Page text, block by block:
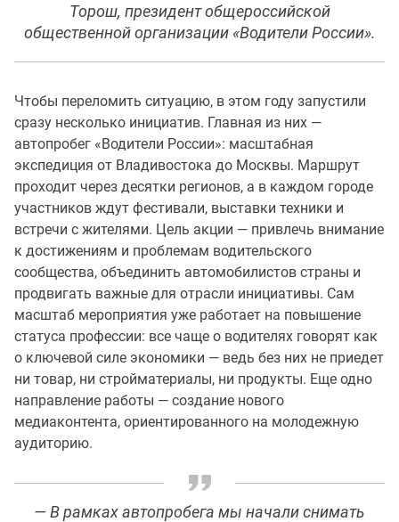
Торош, президент общероссийской
общественной организации «Водители России».
Чтобы переломить ситуацию, в этом году запустили
сразу несколько инициатив. Главная из них —
автопробег «Водители России»: масштабная
экспедиция от Владивостока до Москвы. Маршрут
проходит через десятки регионов, а в каждом городе
участников ждут фестивали, выставки техники и
встречи с жителями. Цель акции — привлечь внимание
к достижениям и проблемам водительского
сообщества, объединить автомобилистов страны и
продвигать важные для отрасли инициативы. Сам
масштаб мероприятия уже работает на повышение
статуса профессии: все чаще о водителях говорят как
о ключевой силе экономики — ведь без них не приедет
ни товар, ни стройматериалы, ни продукты. Еще одно
направление работы — создание нового
медиаконтента, ориентированного на молодежную
аудиторию.
— В рамках автопробега мы начали снимать